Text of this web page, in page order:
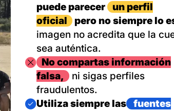
puede parecer
un perfil
oficial
pero no siempre lo
imagen no acredita que la
sea auténtica.
ImagenNo compartas información
falsa,
ni sigas perfiles
fraudulentos.
Imagen
Utiliza siempre las
fuentes